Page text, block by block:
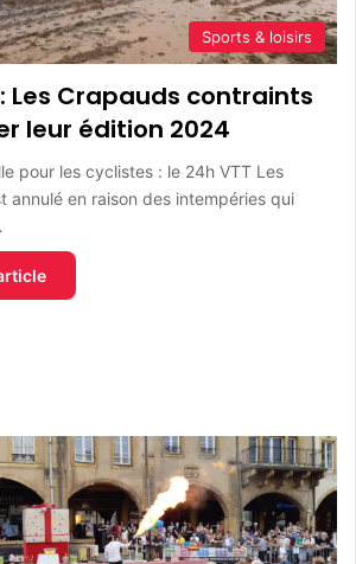
Sports & loisirs
Les Crapauds contraints
leur édition 2024
pour les cyclistes : le 24h VTT Les
annulé en raison des intempéries qui